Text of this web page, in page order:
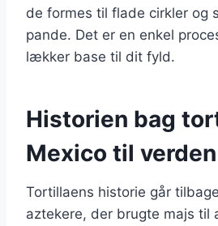
de formes til flade cirkler og
pande. Det er en enkel
lækker base til dit fyld.
Historien bag
Mexico til verden
Tortillaens historie går
aztekere, der brugte majs til